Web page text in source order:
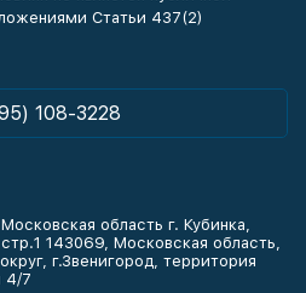
Статьи 437(2)
108-3228
область г. Кубинка,
143069, Московская область,
г.Звенигород, территория
4/7